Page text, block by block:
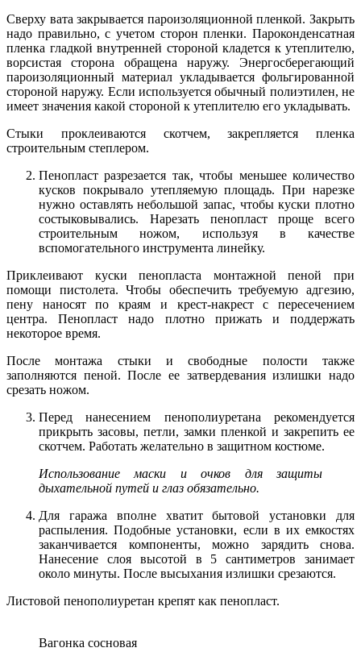
Сверху вата закрывается пароизоляционной пленкой. Закрыть
надо правильно, с учетом сторон пленки. Пароконденсатная
пленка гладкой внутренней стороной кладется к утеплителю,
ворсистая сторона обращена наружу. Энергосберегающий
пароизоляционный материал укладывается фольгированной
стороной наружу. Если используется обычный полиэтилен, не
имеет значения какой стороной к утеплителю его укладывать.
Стыки проклеиваются скотчем, закрепляется пленка
строительным степлером.
Пенопласт разрезается так, чтобы меньшее количество
кусков покрывало утепляемую площадь. При нарезке
нужно оставлять небольшой запас, чтобы куски плотно
состыковывались. Нарезать пенопласт проще всего
строительным ножом, используя в качестве
вспомогательного инструмента линейку.
Приклеивают куски пенопласта монтажной пеной при
помощи пистолета. Чтобы обеспечить требуемую адгезию,
пену наносят по краям и крест-накрест с пересечением
центра. Пенопласт надо плотно прижать и поддержать
некоторое время.
После монтажа стыки и свободные полости также
заполняются пеной. После ее затвердевания излишки надо
срезать ножом.
Перед нанесением пенополиуретана рекомендуется
прикрыть засовы, петли, замки пленкой и закрепить ее
скотчем. Работать желательно в защитном костюме.
Использование маски и очков для защиты
дыхательной путей и глаз обязательно.
Для гаража вполне хватит бытовой установки для
распыления. Подобные установки, если в их емкостях
заканчивается компоненты, можно зарядить снова.
Нанесение слоя высотой в 5 сантиметров занимает
около минуты. После высыхания излишки срезаются.
Листовой пенополиуретан крепят как пенопласт.
Вагонка сосновая